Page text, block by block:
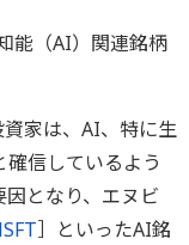
能（AI）関連銘柄
家は、AI、特に生
信しているよう
となり、エヌビ
］といったAI銘